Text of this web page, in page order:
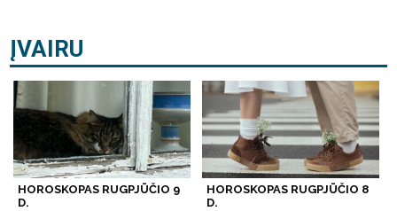
ĮVAIRU
HOROSKOPAS RUGPJŪČIO 9
D.
HOROSKOPAS RUGPJŪČIO 8
D.